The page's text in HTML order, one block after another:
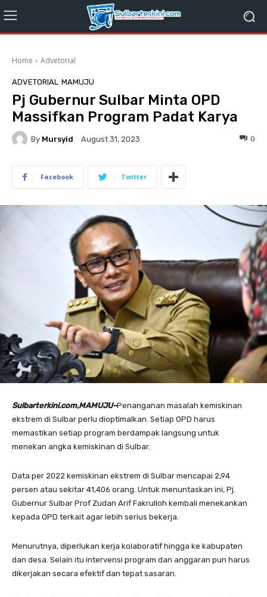
Home Advetorial
ADVETORIAL MAMUJU
Pj Gubernur Sulbar Minta OPD
Massifkan Program Padat Karya
By Mursyid August 31, 2023 0
Facebook Twitter
Sulbarterkini.com,MAMUJU–Penanganan masalah kemiskinan
ekstrem di Sulbar perlu dioptimalkan. Setiap OPD harus
memastikan setiap program berdampak langsung untuk
menekan angka kemiskinan di Sulbar.
Data per 2022 kemiskinan ekstrem di Sulbar mencapai 2,94
persen atau sekitar 41,406 orang. Untuk menuntaskan ini, Pj.
Gubernur Sulbar Prof Zudan Arif Fakrulloh kembali menekankan
kepada OPD terkait agar lebih serius bekerja.
Menurutnya, diperlukan kerja kolaboratif hingga ke kabupaten
dan desa. Selain itu intervensi program dan anggaran pun harus
dikerjakan secara efektif dan tepat sasaran.